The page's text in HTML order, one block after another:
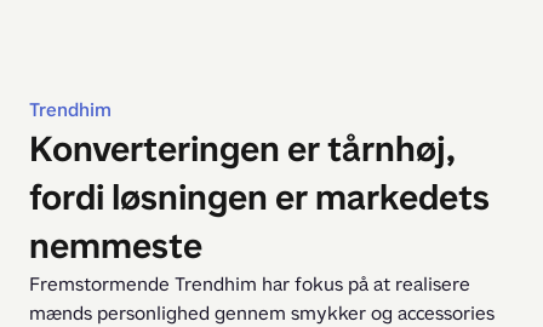
Trendhim
Konverteringen er tårnhøj,
fordi løsningen er markedets
nemmeste
Fremstormende Trendhim har fokus på at realisere
mænds personlighed gennem smykker og accessories